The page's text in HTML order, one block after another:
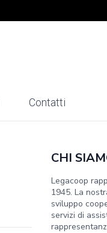
Contatti
CHI
Legacoop
1945. La
sviluppo
servizi di